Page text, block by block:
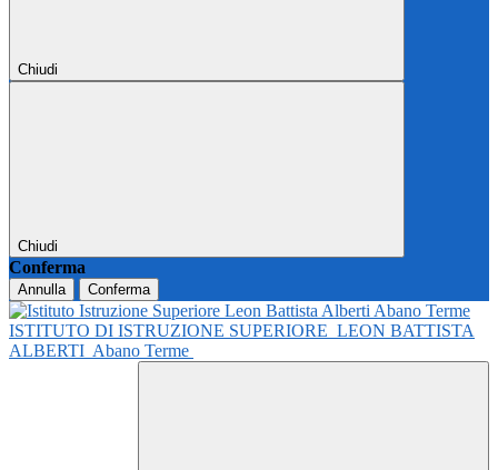
Chiudi
Chiudi
Conferma
Annulla Conferma
ISTITUTO DI ISTRUZIONE SUPERIORE LEON BATTISTA
ALBERTI Abano Terme